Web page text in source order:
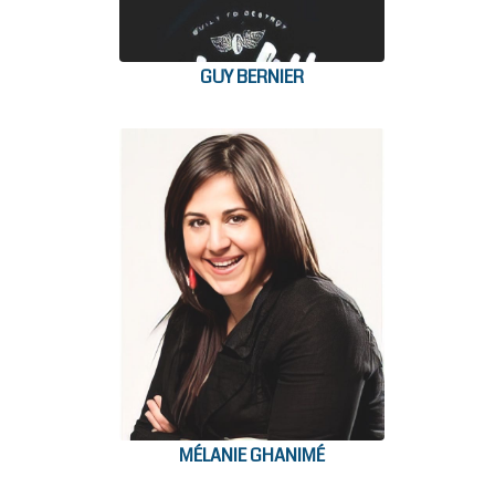
GUY BERNIER
MÉLANIE GHANIMÉ